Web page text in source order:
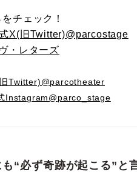
チェック！
X(旧Twitter)@parcostage
・レターズ
Twitter)@parcotheater
Instagram@parco_stage
“必ず奇跡が起こる”と